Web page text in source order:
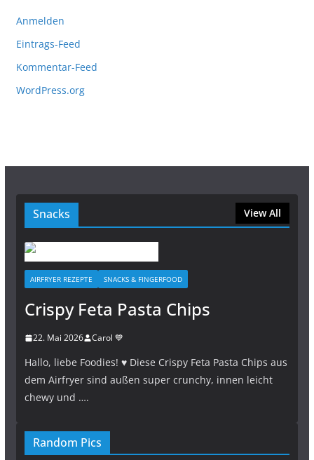
Anmelden
Eintrags-Feed
Kommentar-Feed
WordPress.org
Snacks View All
AIRFRYER REZEPTE SNACKS & FINGERFOOD
Crispy Feta Pasta Chips
22. Mai 2026 Carol 💙
Hallo, liebe Foodies! ♥︎ Diese Crispy Feta Pasta Chips aus
dem Airfryer sind außen super crunchy, innen leicht
chewy und ….
Random Pics